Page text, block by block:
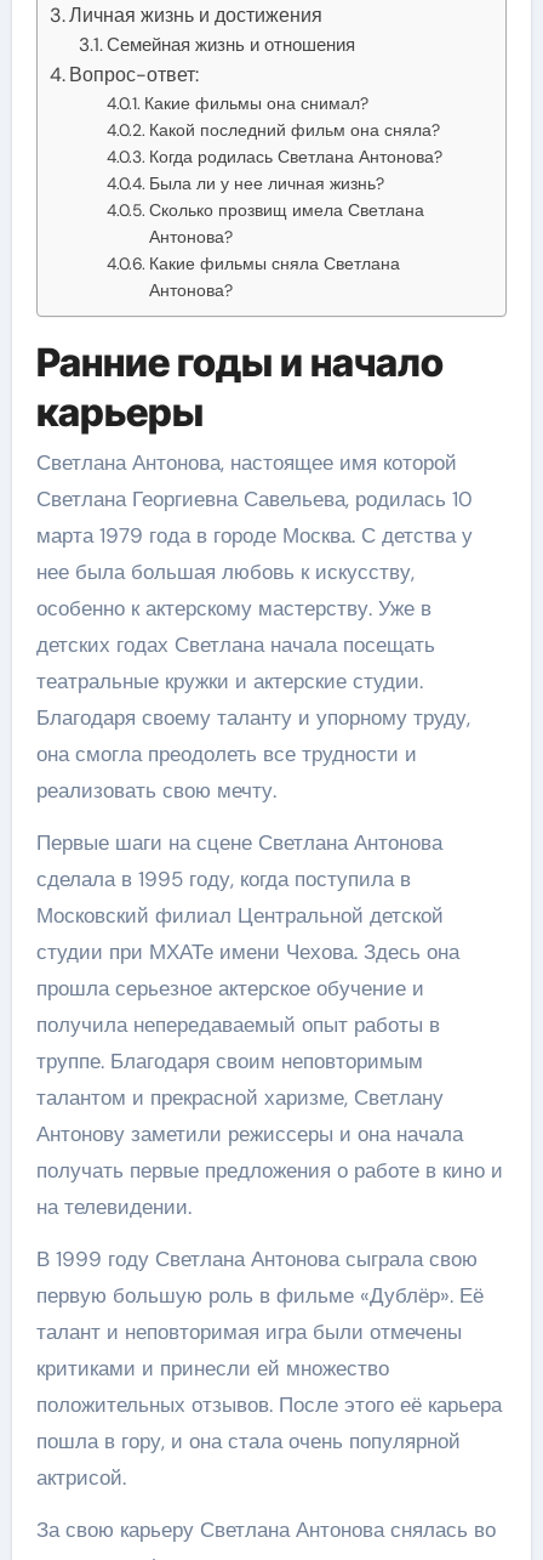
Личная жизнь и достижения
Семейная жизнь и отношения
Вопрос-ответ:
Какие фильмы она снимал?
Какой последний фильм она сняла?
Когда родилась Светлана Антонова?
Была ли у нее личная жизнь?
Сколько прозвищ имела Светлана
Антонова?
Какие фильмы сняла Светлана
Антонова?
Ранние годы и начало
карьеры
Светлана Антонова, настоящее имя которой
Светлана Георгиевна Савельева, родилась 10
марта 1979 года в городе Москва. С детства у
нее была большая любовь к искусству,
особенно к актерскому мастерству. Уже в
детских годах Светлана начала посещать
театральные кружки и актерские студии.
Благодаря своему таланту и упорному труду,
она смогла преодолеть все трудности и
реализовать свою мечту.
Первые шаги на сцене Светлана Антонова
сделала в 1995 году, когда поступила в
Московский филиал Центральной детской
студии при МХАТе имени Чехова. Здесь она
прошла серьезное актерское обучение и
получила непередаваемый опыт работы в
труппе. Благодаря своим неповторимым
талантом и прекрасной харизме, Светлану
Антонову заметили режиссеры и она начала
получать первые предложения о работе в кино и
на телевидении.
В 1999 году Светлана Антонова сыграла свою
первую большую роль в фильме «Дублёр». Её
талант и неповторимая игра были отмечены
критиками и принесли ей множество
положительных отзывов. После этого её карьера
пошла в гору, и она стала очень популярной
актрисой.
За свою карьеру Светлана Антонова снялась во